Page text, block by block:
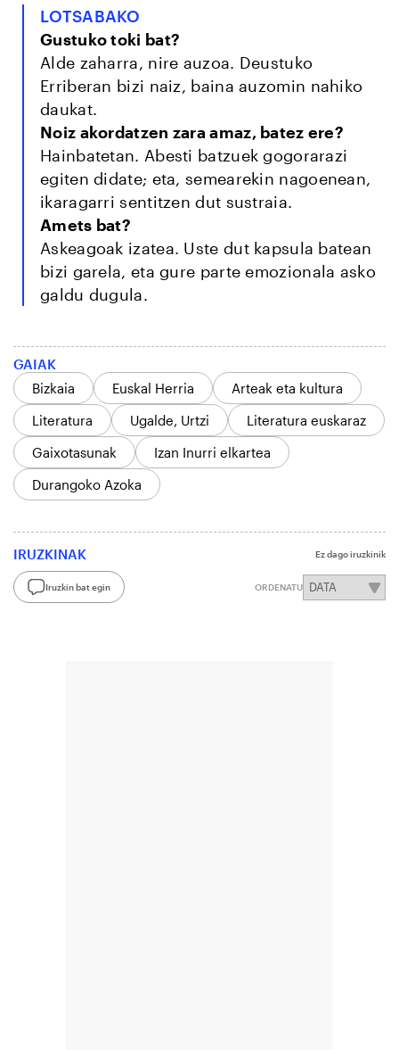
LOTSABAKO
Gustuko toki bat?
Alde zaharra, nire auzoa. Deustuko
Erriberan bizi naiz, baina auzomin nahiko
daukat.
Noiz akordatzen zara amaz, batez ere?
Hainbatetan. Abesti batzuek gogorarazi
egiten didate; eta, semearekin nagoenean,
ikaragarri sentitzen dut sustraia.
Amets bat?
Askeagoak izatea. Uste dut kapsula batean
bizi garela, eta gure parte emozionala asko
galdu dugula.
GAIAK
Bizkaia
Euskal Herria
Arteak eta kultura
Literatura
Ugalde, Urtzi
Literatura euskaraz
Gaixotasunak
Izan Inurri elkartea
Durangoko Azoka
IRUZKINAK Ez dago iruzkinik
Iruzkin bat egin ORDENATU